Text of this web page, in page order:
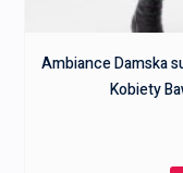
Ambiance Damska
Kobiety